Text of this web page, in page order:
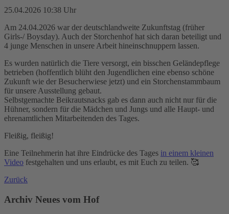
25.04.2026 10:38 Uhr
Am 24.04.2026 war der deutschlandweite Zukunftstag (früher
Girls-/ Boysday). Auch der Storchenhof hat sich daran beteiligt und
4 junge Menschen in unsere Arbeit hineinschnuppern lassen.
Es wurden natürlich die Tiere versorgt, ein bisschen Geländepflege
betrieben (hoffentlich blüht den Jugendlichen eine ebenso schöne
Zukunft wie der Besucherwiese jetzt) und ein Storchenstammbaum
für unsere Ausstellung gebaut.
Selbstgemachte Beikrautsnacks gab es dann auch nicht nur für die
Hühner, sondern für die Mädchen und Jungs und alle Haupt- und
ehrenamtlichen Mitarbeitenden des Tages.
Fleißig, fleißig!
Eine Teilnehmerin hat ihre Eindrücke des Tages in einem kleinen
Video festgehalten und uns erlaubt, es mit Euch zu teilen. 🥰
Zurück
Archiv Neues vom Hof